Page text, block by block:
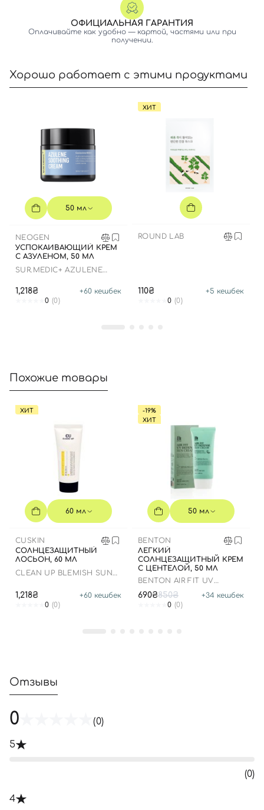
ОФИЦИАЛЬНАЯ ГАРАНТИЯ
Оплачивайте как удобно — картой, частями или при
получении.
Хорошо работает с этими продуктами
50 мл
NEOGEN
УСПОКАИВАЮЩИЙ КРЕМ
С АЗУЛЕНОМ, 50 МЛ
SUR.MEDIC+ AZULENE
1,218₴ +60 кешбек
0 (0)
ХИТ
ROUND LAB
110₴ +5 кешбек
0 (0)
Похожие товары
ХИТ
60 мл
CUSKIN
СОЛНЦЕЗАЩИТНЫЙ
ЛОСЬОН, 60 МЛ
CLEAN UP BLEMISH SUN
1,218₴ +60 кешбек
0 (0)
-19%
ХИТ
50 мл
BENTON
ЛЕГКИЙ
СОЛНЦЕЗАЩИТНЫЙ КРЕМ
С ЦЕНТЕЛОЙ, 50 МЛ
BENTON AIR FIT UV
SPF50
690₴850₴ +34 кешбек
0 (0)
Отзывы
0 (0)
5
(0)
4
Регистрация
Номер телефона
Отправляя форму для авторизации/регистрации, вы
принимаете условия
Пользовательские соглашения
Далее
Войти с помощью e-mail